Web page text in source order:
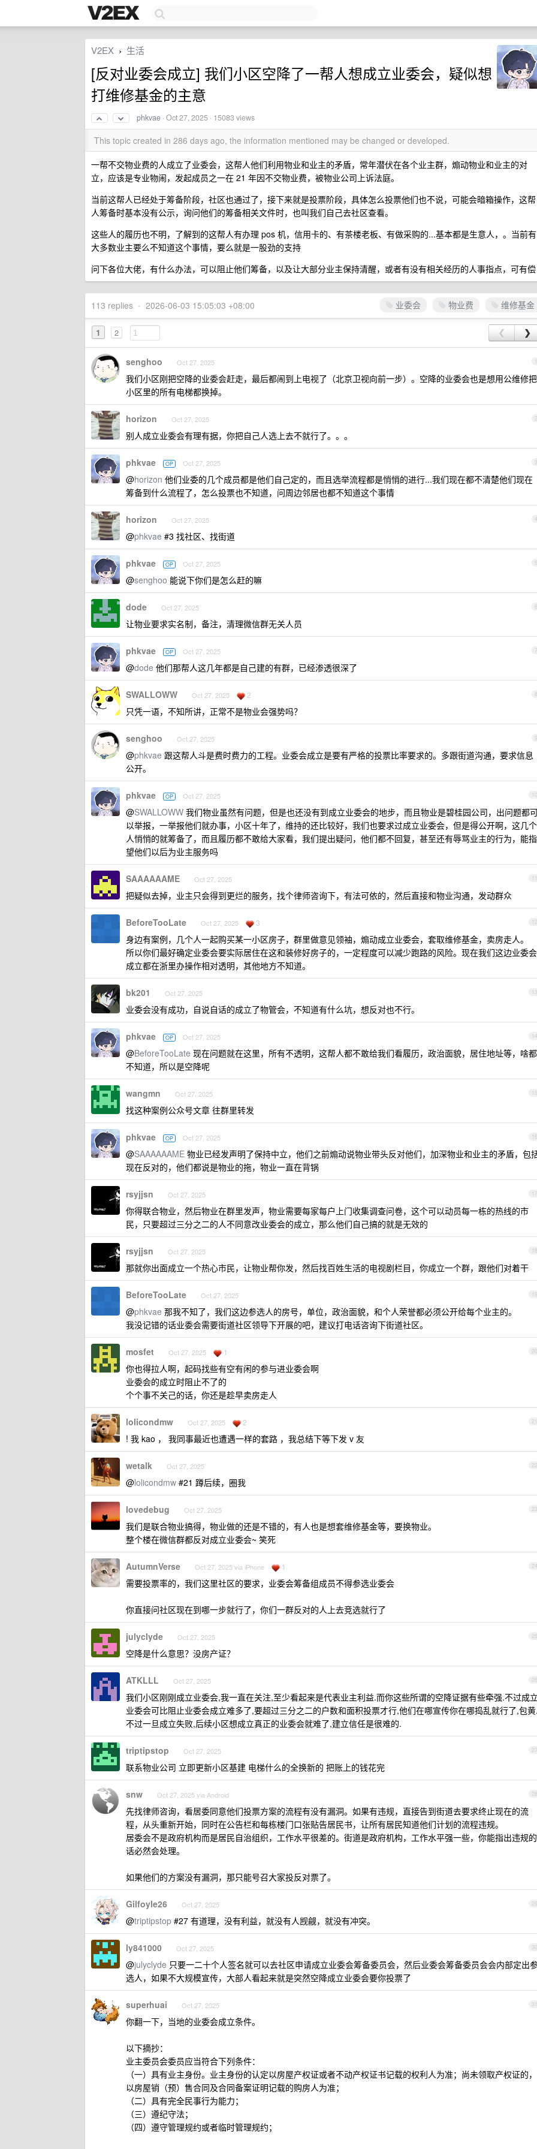
V2EX › 生活
[反对业委会成立] 我们小区空降了一帮人想成立业委会，疑似想
打维修基金的主意
phkvae ·Oct 27, 2025 · 15083 views
This topic created in 286 days ago, the information mentioned may be changed or developed.
一帮不交物业费的人成立了业委会，这帮人他们利用物业和业主的矛盾，常年潜伏在各个业主群，煽动物业和业主的对
立，应该是专业物闹，发起成员之一在 21 年因不交物业费，被物业公司上诉法庭。
当前这帮人已经处于筹备阶段，社区也通过了，接下来就是投票阶段，具体怎么投票他们也不说，可能会暗箱操作，这帮
人筹备时基本没有公示，询问他们的筹备相关文件时，也叫我们自己去社区查看。
这些人的履历也不明，了解到的这帮人有办理 pos 机，信用卡的、有茶楼老板、有做采购的...基本都是生意人，。当前有
大多数业主要么不知道这个事情，要么就是一股劲的支持
问下各位大佬，有什么办法，可以阻止他们筹备，以及让大部分业主保持清醒，或者有没有相关经历的人事指点，可有偿
业委会 物业费 维修基金
113 replies • 2026-06-03 15:05:03 +08:00
1 2 ❮ ❯
1
senghoo Oct 27, 2025
我们小区刚把空降的业委会赶走，最后都闹到上电视了（北京卫视向前一步）。空降的业委会也是想用公维修把
小区里的所有电梯都换掉。
2
horizon Oct 27, 2025
别人成立业委会有理有据，你把自己人选上去不就行了。。。
3
phkvae OP Oct 27, 2025
@horizon 他们业委的几个成员都是他们自己定的，而且选举流程都是悄悄的进行...我们现在都不清楚他们现在
筹备到什么流程了，怎么投票也不知道，问周边邻居也都不知道这个事情
4
horizon Oct 27, 2025
@phkvae #3 找社区、找街道
5
phkvae OP Oct 27, 2025
@senghoo 能说下你们是怎么赶的嘛
6
dode Oct 27, 2025
让物业要求实名制，备注，清理微信群无关人员
7
phkvae OP Oct 27, 2025
@dode 他们那帮人这几年都是自己建的有群，已经渗透很深了
8
SWALLOWW Oct 27, 2025 2
只凭一语，不知所讲，正常不是物业会强势吗？
9
senghoo Oct 27, 2025
@phkvae 跟这帮人斗是费时费力的工程。业委会成立是要有严格的投票比率要求的。多跟街道沟通，要求信息
公开。
10
phkvae OP Oct 27, 2025
@SWALLOWW 我们物业虽然有问题，但是也还没有到成立业委会的地步，而且物业是碧桂园公司，出问题都
以举报，一举报他们就办事，小区十年了，维持的还比较好，我们也要求过成立业委会，但是得公开啊，这几个
人悄悄的就筹备了，而且履历都不敢给大家看，我们提出疑问，他们都不回复，甚至还有辱骂业主的行为，能指
望他们以后为业主服务吗
11
SAAAAAAME Oct 27, 2025
把疑似去掉，业主只会得到更烂的服务，找个律师咨询下，有法可依的，然后直接和物业沟通，发动群众
12
BeforeTooLate Oct 27, 2025 3
身边有案例，几个人一起购买某一小区房子，群里做意见领袖，煽动成立业委会，套取维修基金，卖房走人。
所以你们最好确定业委会要实际居住在这和装修好房子的，一定程度可以减少跑路的风险。现在我们这边业委会
成立都在浙里办操作相对透明，其他地方不知道。
13
bk201 Oct 27, 2025
业委会没有成功，自说自话的成立了物管会，不知道有什么坑，想反对也不行。
14
phkvae OP Oct 27, 2025
@BeforeTooLate 现在问题就在这里，所有不透明，这帮人都不敢给我们看履历，政治面貌，居住地址等，啥都
不知道，所以是空降呢
15
wangmn Oct 27, 2025
找这种案例公众号文章 往群里转发
16
phkvae OP Oct 27, 2025
@SAAAAAAME 物业已经发声明了保持中立，他们之前煽动说物业带头反对他们，加深物业和业主的矛盾，包
现在反对的，他们都说是物业的拖，物业一直在背锅
17
rsyjjsn Oct 27, 2025
你得联合物业，然后物业在群里发声，物业需要每家每户上门收集调查问卷，这个可以动员每一栋的热线的市
民，只要超过三分之二的人不同意改业委会的成立，那么他们自己搞的就是无效的
18
rsyjjsn Oct 27, 2025
那就你出面成立一个热心市民，让物业帮你发，然后找百姓生活的电视剧栏目，你成立一个群，跟他们对着干
19
BeforeTooLate Oct 27, 2025
@phkvae 那我不知了，我们这边参选人的房号，单位，政治面貌，和个人荣誉都必须公开给每个业主的。
我没记错的话业委会需要街道社区领导下开展的吧，建议打电话咨询下街道社区。
20
mosfet Oct 27, 2025 1
你也得拉人啊，起码找些有空有闲的参与进业委会啊
业委会的成立时阻止不了的
个个事不关己的话，你还是趁早卖房走人
21
lolicondmw Oct 27, 2025 2
! 我 kao ， 我同事最近也遭遇一样的套路 ，我总结下等下发 v 友
22
wetalk Oct 27, 2025
@lolicondmw #21 蹲后续，圈我
23
lovedebug Oct 27, 2025
我们是联合物业搞得，物业做的还是不错的，有人也是想套维修基金等，要换物业。
整个楼在微信群都反对成立业委会~ 笑死
24
AutumnVerse Oct 27, 2025 via iPhone 1
需要投票率的，我们这里社区的要求，业委会筹备组成员不得参选业委会
你直接问社区现在到哪一步就行了，你们一群反对的人上去竞选就行了
25
julyclyde Oct 27, 2025
空降是什么意思？没房产证？
26
ATKLLL Oct 27, 2025
我们小区刚刚成立业委会,我一直在关注,至少看起来是代表业主利益.而你这些所谓的空降证据有些牵强.不过成立
业委会可比阻止业委会成立难多了,要超过三分之二的户数和面积投票才行,他们在哪宣传你在哪捣乱就行了,包黄.
不过一旦成立失败,后续小区想成立真正的业委会就难了,建立信任是很难的.
27
triptipstop Oct 27, 2025
联系物业公司 立即更新小区基建 电梯什么的全换新的 把账上的钱花完
28
snw Oct 27, 2025 via Android
先找律师咨询，看居委同意他们投票方案的流程有没有漏洞。如果有违规，直接告到街道去要求终止现在的流
程，从头重新开始，同时在公告栏和每栋楼门口张贴告居民书，让所有居民知道他们计划的流程违规。
居委会不是政府机构而是居民自治组织，工作水平很差的。街道是政府机构，工作水平强一些，你能指出违规的
话必然会处理。
如果他们的方案没有漏洞，那只能号召大家投反对票了。
29
Gilfoyle26 Oct 27, 2025
@triptipstop #27 有道理，没有利益，就没有人觊觎，就没有冲突。
30
ly841000 Oct 27, 2025
@julyclyde 只要一二十个人签名就可以去社区申请成立业委会筹备委员会，然后业委会筹备委员会会内部定出
选人，如果不大规模宣传，大部人看起来就是突然空降成立业委会要你投票了
31
superhuai Oct 27, 2025
你翻一下，当地的业委会成立条件。
以下摘抄：
业主委员会委员应当符合下列条件：
（一）具有业主身份。业主身份的认定以房屋产权证或者不动产权证书记载的权利人为准；尚未领取产权证的，
以房屋销（预）售合同及合同备案证明记载的购房人为准；
（二）具有完全民事行为能力；
（三）遵纪守法；
（四）遵守管理规约或者临时管理规约；